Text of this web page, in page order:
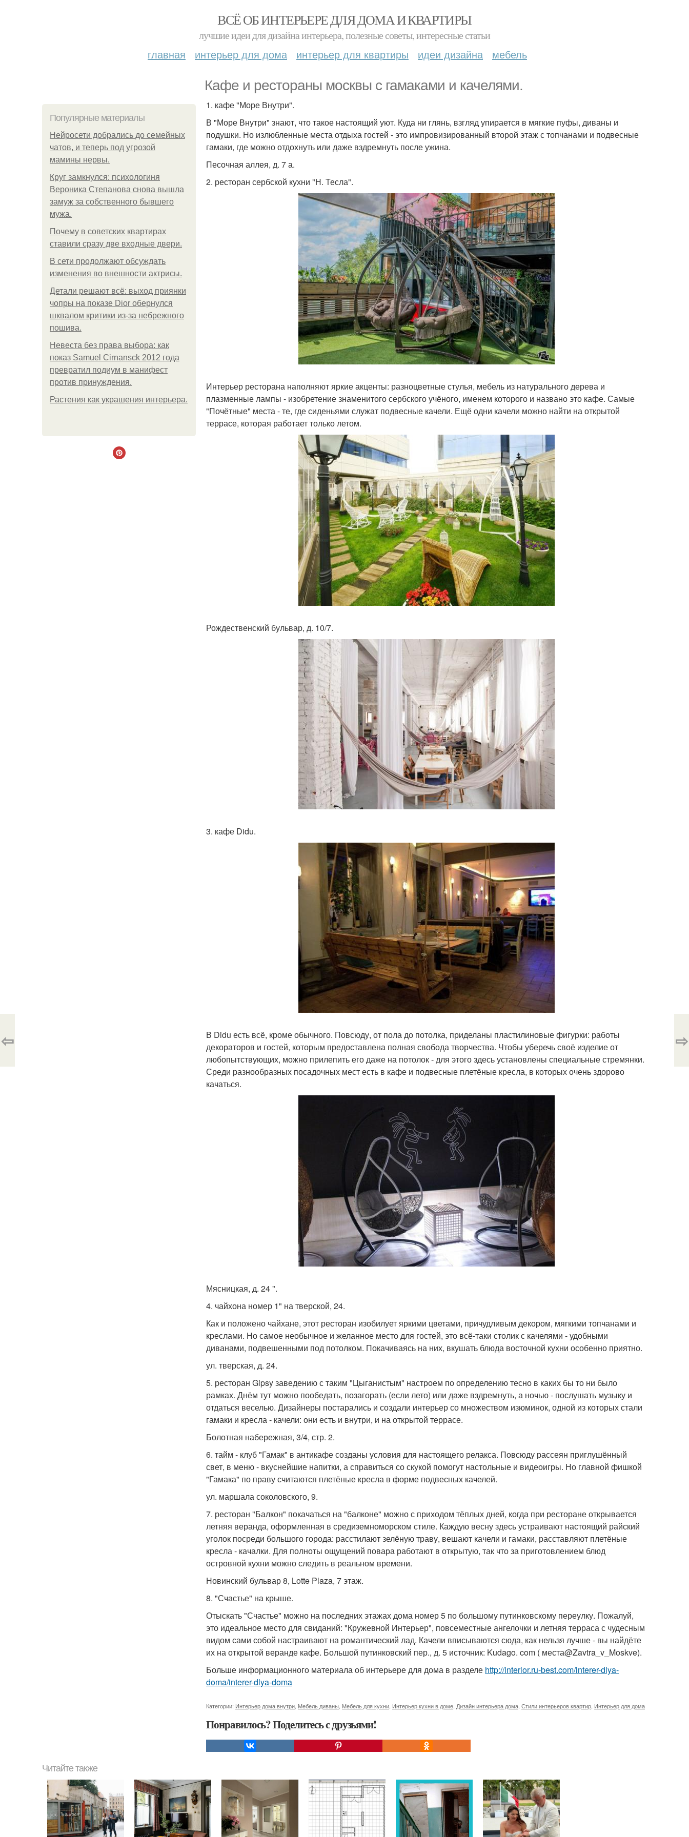
ВСЁ ОБ ИНТЕРЬЕРЕ ДЛЯ ДОМА И КВАРТИРЫ
лучшие идеи для дизайна интерьера, полезные советы, интересные статьи
главная интерьер для дома интерьер для квартиры идеи дизайна мебель
Кафе и рестораны москвы с гамаками и качелями.
Популярные материалы
Нейросети добрались до семейных
чатов, и теперь под угрозой
мамины нервы.
Круг замкнулся: психологиня
Вероника Степанова снова вышла
замуж за собственного бывшего
мужа.
Почему в советских квартирах
ставили сразу две входные двери.
В сети продолжают обсуждать
изменения во внешности актрисы.
Детали решают всё: выход приянки
чопры на показе Dior обернулся
шквалом критики из-за небрежного
пошива.
Невеста без права выбора: как
показ Samuel Cirnansck 2012 года
превратил подиум в манифест
против принуждения.
Растения как украшения интерьера.
1. кафе "Море Внутри".
В "Море Внутри" знают, что такое настоящий уют. Куда ни глянь, взгляд упирается в мягкие пуфы, диваны и
подушки. Но излюбленные места отдыха гостей - это импровизированный второй этаж с топчанами и подвесные
гамаки, где можно отдохнуть или даже вздремнуть после ужина.
Песочная аллея, д. 7 а.
2. ресторан сербской кухни "Н. Тесла".
Интерьер ресторана наполняют яркие акценты: разноцветные стулья, мебель из натурального дерева и
плазменные лампы - изобретение знаменитого сербского учёного, именем которого и названо это кафе. Самые
"Почётные" места - те, где сиденьями служат подвесные качели. Ещё одни качели можно найти на открытой
террасе, которая работает только летом.
Рождественский бульвар, д. 10/7.
3. кафе Didu.
В Didu есть всё, кроме обычного. Повсюду, от пола до потолка, приделаны пластилиновые фигурки: работы
декораторов и гостей, которым предоставлена полная свобода творчества. Чтобы уберечь своё изделие от
любопытствующих, можно прилепить его даже на потолок - для этого здесь установлены специальные стремянки.
Среди разнообразных посадочных мест есть в кафе и подвесные плетёные кресла, в которых очень здорово
качаться.
Мясницкая, д. 24 ".
4. чайхона номер 1" на тверской, 24.
Как и положено чайхане, этот ресторан изобилует яркими цветами, причудливым декором, мягкими топчанами и
креслами. Но самое необычное и желанное место для гостей, это всё-таки столик с качелями - удобными
диванами, подвешенными под потолком. Покачиваясь на них, вкушать блюда восточной кухни особенно приятно.
ул. тверская, д. 24.
5. ресторан Gipsy заведению с таким "Цыганистым" настроем по определению тесно в каких бы то ни было
рамках. Днём тут можно пообедать, позагорать (если лето) или даже вздремнуть, а ночью - послушать музыку и
отдаться веселью. Дизайнеры постарались и создали интерьер со множеством изюминок, одной из которых стали
гамаки и кресла - качели: они есть и внутри, и на открытой террасе.
Болотная набережная, 3/4, стр. 2.
6. тайм - клуб "Гамак" в антикафе созданы условия для настоящего релакса. Повсюду рассеян приглушённый
свет, в меню - вкуснейшие напитки, а справиться со скукой помогут настольные и видеоигры. Но главной фишкой
"Гамака" по праву считаются плетёные кресла в форме подвесных качелей.
ул. маршала соколовского, 9.
7. ресторан "Балкон" покачаться на "балконе" можно с приходом тёплых дней, когда при ресторане открывается
летняя веранда, оформленная в средиземноморском стиле. Каждую весну здесь устраивают настоящий райский
уголок посреди большого города: расстилают зелёную траву, вешают качели и гамаки, расставляют плетёные
кресла - качалки. Для полноты ощущений повара работают в открытую, так что за приготовлением блюд
островной кухни можно следить в реальном времени.
Новинский бульвар 8, Lotte Plaza, 7 этаж.
8. "Счастье" на крыше.
Отыскать "Счастье" можно на последних этажах дома номер 5 по большому путинковскому переулку. Пожалуй,
это идеальное место для свиданий: "Кружевной Интерьер", повсеместные ангелочки и летняя терраса с чудесным
видом сами собой настраивают на романтический лад. Качели вписываются сюда, как нельзя лучше - вы найдёте
их на открытой веранде кафе. Большой путинковский пер., д. 5 источник: Kudago. com ( места@Zavtra_v_Moskve).
Больше информационного материала об интерьере для дома в разделе http://interior.ru-best.com/interer-dlya-
doma/interer-dlya-doma
Категории: Интерьер дома внутри Мебель диваны Мебель для кухни Интерьер кухни в доме Дизайн интерьера дома Стили интерьеров квартир Интерьер для дома
Понравилось? Поделитесь с друзьями!
⇦ ⇨
Читайте также